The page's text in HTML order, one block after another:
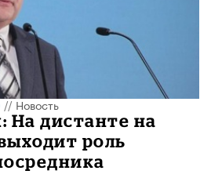
//Новость
На дистанте на
роль